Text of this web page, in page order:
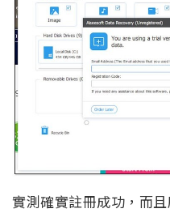
實測確實註冊成功，而